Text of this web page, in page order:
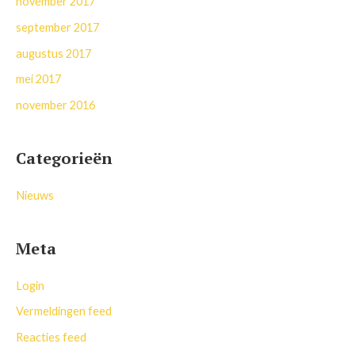
september 2017
augustus 2017
mei 2017
november 2016
Categorieën
Nieuws
Meta
Login
Vermeldingen feed
Reacties feed